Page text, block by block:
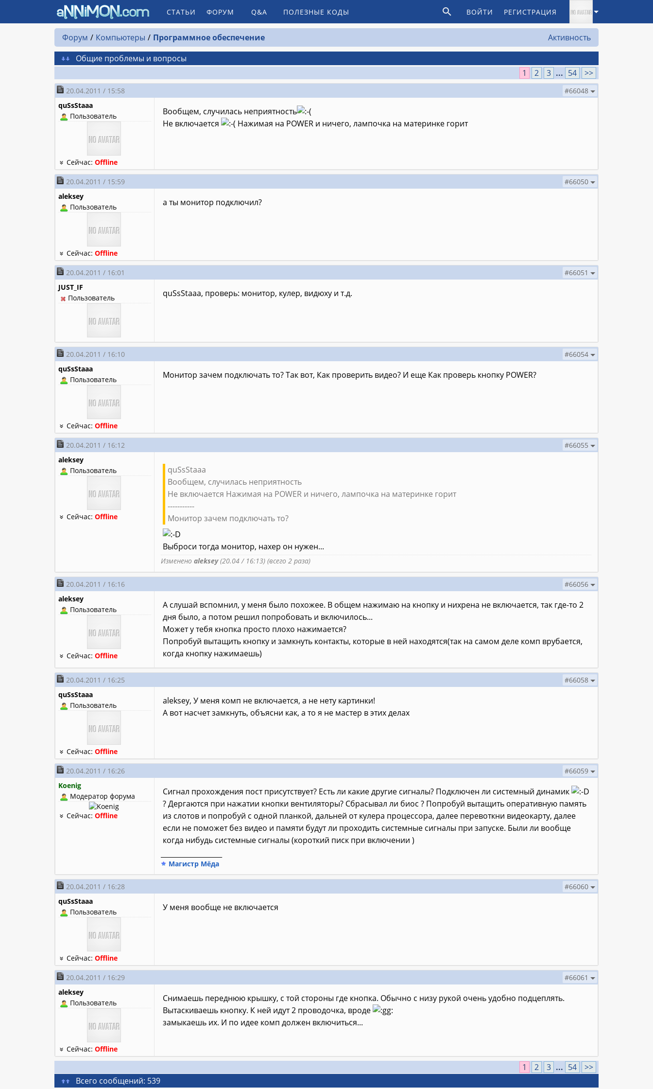
СТАТЬИ ФОРУМ Q&A ПОЛЕЗНЫЕ КОДЫ ВОЙТИ РЕГИСТРАЦИЯ
Форум Компьютеры Программное обеспечение
Активность
Общие проблемы и вопросы
1
2 3 ... 54 >>
20.04.2011 / 15:58
#66048
quSsStaaa
Пользователь
Сейчас:Offline
Вообщем, случилась неприятность
Не включается
Нажимая на POWER и ничего, лампочка на материнке горит
20.04.2011 / 15:59
#66050
aleksey
Пользователь
Сейчас:Offline
а ты монитор подключил?
20.04.2011 / 16:01
#66051
JUST_IF
Пользователь
quSsStaaa, проверь: монитор, кулер, видюху и т.д.
20.04.2011 / 16:10
#66054
quSsStaaa
Пользователь
Сейчас:Offline
Монитор зачем подключать то? Так вот, Как проверить видео? И еще Как проверь кнопку POWER?
20.04.2011 / 16:12
#66055
aleksey
Пользователь
Сейчас:Offline
quSsStaaa
Вообщем, случилась неприятность
Не включается Нажимая на POWER и ничего, лампочка на материнке горит
-----------
Монитор зачем подключать то?
Выброси тогда монитор, нахер он нужен...
Изменено aleksey(20.04 / 16:13) (всего 2 раза)
20.04.2011 / 16:16
#66056
aleksey
Пользователь
Сейчас:Offline
А слушай вспомнил, у меня было похожее. В общем нажимаю на кнопку и нихрена не включается, так где-то 2
дня было, а потом решил попробовать и включилось...
Может у тебя кнопка просто плохо нажимается?
Попробуй вытащить кнопку и замкнуть контакты, которые в ней находятся(так на самом деле комп врубается,
когда кнопку нажимаешь)
20.04.2011 / 16:25
#66058
quSsStaaa
Пользователь
Сейчас:Offline
aleksey, У меня комп не включается, а не нету картинки!
А вот насчет замкнуть, объясни как, а то я не мастер в этих делах
20.04.2011 / 16:26
#66059
Koenig
Модератор форума
Сейчас:Offline
Сигнал прохождения пост присутствует? Есть ли какие другие сигналы? Подключен ли системный динамик
? Дергаются при нажатии кнопки вентиляторы? Сбрасывал ли биос ? Попробуй вытащить оперативную память
из слотов и попробуй с одной планкой, дальней от кулера процессора, далее перевоткни видеокарту, далее
если не поможет без видео и памяти будут ли проходить системные сигналы при запуске. Были ли вообще
когда нибудь системные сигналы (короткий писк при включении )
Магистр Мёда
20.04.2011 / 16:28
#66060
quSsStaaa
Пользователь
Сейчас:Offline
У меня вообще не включается
20.04.2011 / 16:29
#66061
aleksey
Пользователь
Сейчас:Offline
Снимаешь переднюю крышку, с той стороны где кнопка. Обычно с низу рукой очень удобно подцеплять.
Вытаскиваешь кнопку. К ней идут 2 проводочка, вроде
замыкаешь их. И по идее комп должен включиться...
1 2 3 ... 54
>>
Всего сообщений: 539